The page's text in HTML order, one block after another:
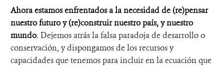
Ahora estamos enfrentados a la necesidad de (re)pensar
nuestro futuro y (re)construir nuestro país, y nuestro
mundo. Dejemos atrás la falsa paradoja de desarrollo o
conservación, y dispongamos de los recursos y
capacidades que tenemos para incluir en la ecuación que